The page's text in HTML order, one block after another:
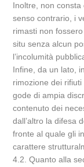
Inoltre, non
senso contrario, i
rimasti non
situ senza alcun
l’incolumità
Infine, da un lato,
rimozione dei
gode di ampia
contenuto dei
dall’altro la difesa
fronte al quale gli
carattere
4.2. Quanto alla